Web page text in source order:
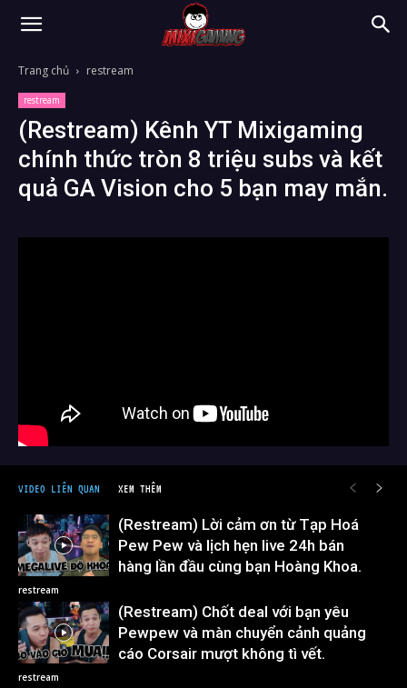
Trang chủ restream
restream
(Restream) Kênh YT Mixigaming
chính thức tròn 8 triệu subs và kết
quả GA Vision cho 5 bạn may mắn.
VIDEO LIÊN QUAN XEM THÊM
restream
(Restream) Lời cảm ơn từ Tạp Hoá
Pew Pew và lịch hẹn live 24h bán
hàng lần đầu cùng bạn Hoàng Khoa.
restream
(Restream) Chốt deal với bạn yêu
Pewpew và màn chuyển cảnh quảng
cáo Corsair mượt không tì vết.